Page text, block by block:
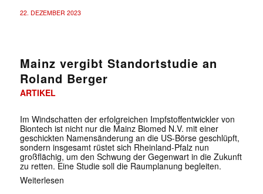
22. DEZEMBER 2023
Mainz vergibt Standortstudie an
Roland Berger
ARTIKEL
Im Windschatten der erfolgreichen Impfstoffentwickler von
Biontech ist nicht nur die Mainz Biomed N.V. mit einer
geschickten Namensänderung an die US-Börse geschlüpft,
sondern insgesamt rüstet sich Rheinland-Pfalz nun
großflächig, um den Schwung der Gegenwart in die Zukunft
zu retten. Eine Studie soll die Raumplanung begleiten.
Weiterlesen